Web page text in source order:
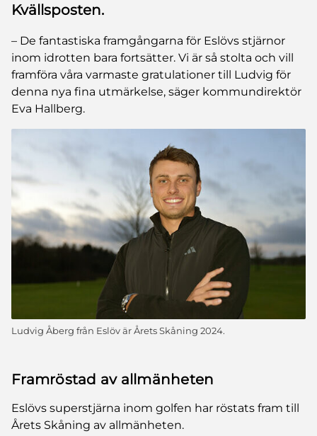
Kvällsposten.
– De fantastiska framgångarna för Eslövs stjärnor
inom idrotten bara fortsätter. Vi är så stolta och vill
framföra våra varmaste gratulationer till Ludvig för
denna nya fina utmärkelse, säger kommundirektör
Eva Hallberg.
Ludvig Åberg från Eslöv är Årets Skåning 2024.
Framröstad av allmänheten
Eslövs superstjärna inom golfen har röstats fram till
Årets Skåning av allmänheten.